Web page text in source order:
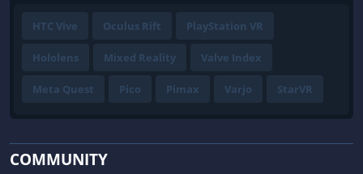
HTC Vive Oculus Rift PlayStation VR
Hololens Mixed Reality Valve Index
Meta Quest Pico Pimax Varjo StarVR
COMMUNITY